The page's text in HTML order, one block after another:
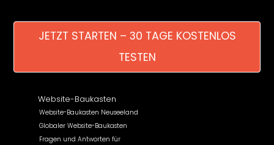
JETZT STARTEN – 30 TAGE KOSTENLOS
TESTEN
Website-Baukasten
Website-Baukasten Neuseeland
Globaler Website-Baukasten
Fragen und Antworten für